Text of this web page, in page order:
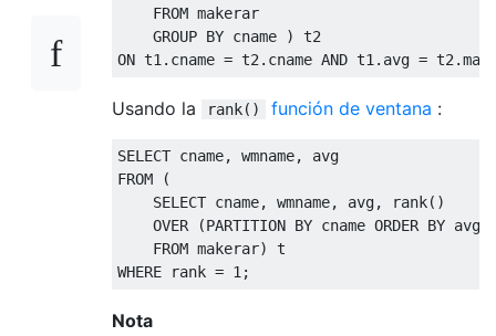
FROM makerar
GROUP BY cname )
ON t1 . cname = t2 . cname AND t1 . avg = t2 .max
Usando la rank() función de ventana :
SELECT cname, wmname,
FROM
(
SELECT cname, wmname, avg, rank()
OVER
(PARTITION BY cname ORDER BY avg
FROM makerar)
WHERE rank = 1 ;
Nota